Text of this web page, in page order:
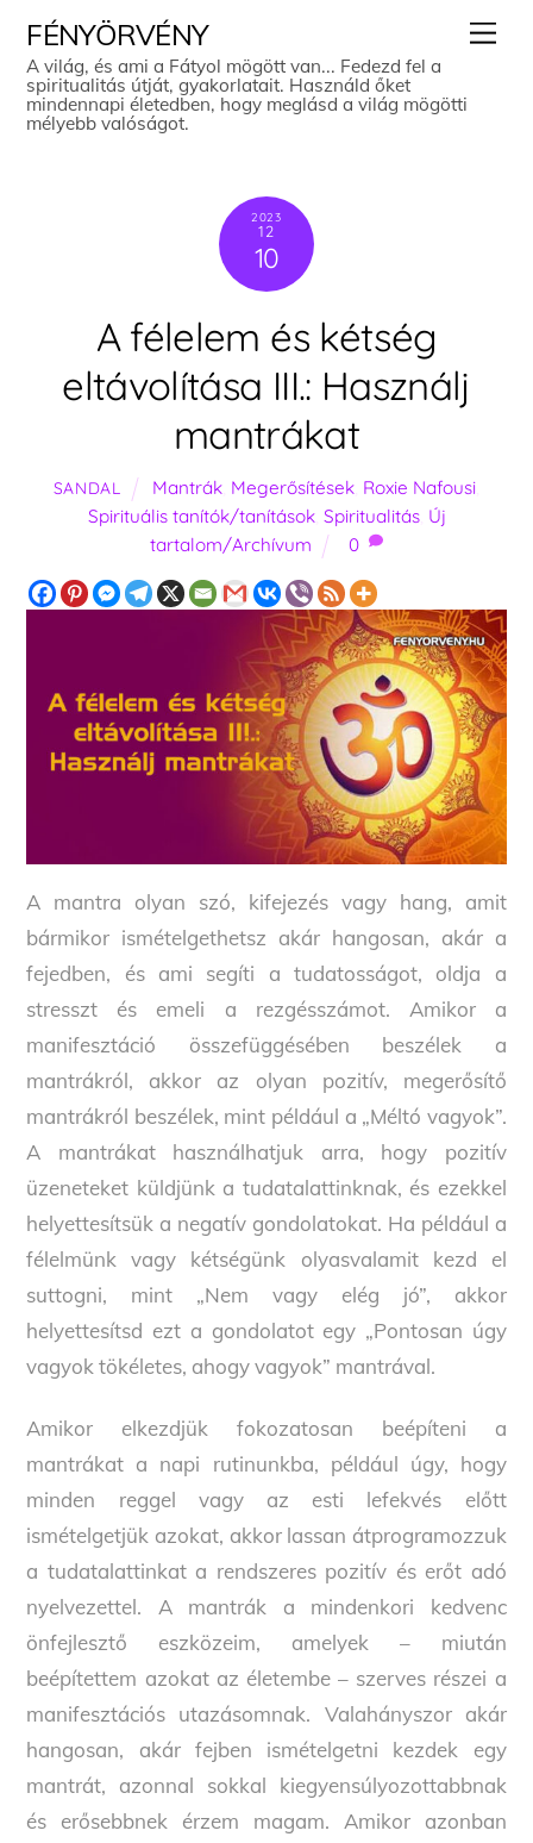
content
FÉNYÖRVÉNY
A világ, és ami a Fátyol mögött van... Fedezd fel a
spiritualitás útját, gyakorlatait. Használd őket
mindennapi életedben, hogy meglásd a világ mögötti
mélyebb valóságot.
2023
12
10
A félelem és kétség
eltávolítása III.: Használj
mantrákat
SANDAL Mantrák Megerősítések Roxie Nafousi
Spirituális tanítók/tanítások, Spiritualitás, Új
tartalom/Archívum
0
A mantra olyan szó, kifejezés vagy hang, amit
bármikor ismételgethetsz akár hangosan, akár a
fejedben, és ami segíti a tudatosságot, oldja a
stresszt és emeli a rezgésszámot. Amikor a
manifesztáció összefüggésében beszélek a
mantrákról, akkor az olyan pozitív, megerősítő
mantrákról beszélek, mint például a „Méltó vagyok”.
A mantrákat használhatjuk arra, hogy pozitív
üzeneteket küldjünk a tudatalattinknak, és ezekkel
helyettesítsük a negatív gondolatokat. Ha például a
félelmünk vagy kétségünk olyasvalamit kezd el
suttogni, mint „Nem vagy elég jó”, akkor
helyettesítsd ezt a gondolatot egy „Pontosan úgy
vagyok tökéletes, ahogy vagyok” mantrával.
Amikor elkezdjük fokozatosan beépíteni a
mantrákat a napi rutinunkba, például úgy, hogy
minden reggel vagy az esti lefekvés előtt
ismételgetjük azokat, akkor lassan átprogramozzuk
a tudatalattinkat a rendszeres pozitív és erőt adó
nyelvezettel. A mantrák a mindenkori kedvenc
önfejlesztő eszközeim, amelyek – miután
beépítettem azokat az életembe – szerves részei a
manifesztációs utazásomnak. Valahányszor akár
hangosan, akár fejben ismételgetni kezdek egy
mantrát, azonnal sokkal kiegyensúlyozottabbnak
és erősebbnek érzem magam. Amikor azonban